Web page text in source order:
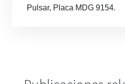
Pulsar, Placa MDG 9154.